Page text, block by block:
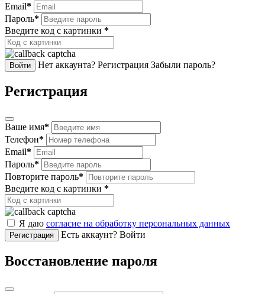
Email*
Пароль*
Введите код с картинки *
Войти Нет аккаунта? Регистрация Забыли пароль?
Регистрация
Ваше имя*
Телефон*
Email*
Пароль*
Повторите пароль*
Введите код с картинки *
Я даю согласие на обработку персональных данных
Регистрация Есть аккаунт? Войти
Восстановление пароля